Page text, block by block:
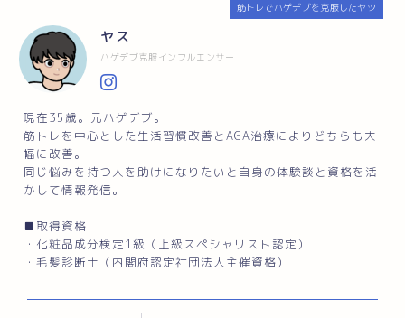
筋トレでハゲデブを克服したヤツ
ヤス
ハゲデブ克服インフルエンサー
現在35歳。元ハゲデブ。
筋トレを中心とした生活習慣改善とAGA治療によりどちらも大
幅に改善。
同じ悩みを持つ人を助けになりたいと自身の体験談と資格を活
かして情報発信。
■取得資格
・化粧品成分検定1級（上級スペシャリスト認定）
・毛髪診断士（内閣府認定社団法人主催資格）